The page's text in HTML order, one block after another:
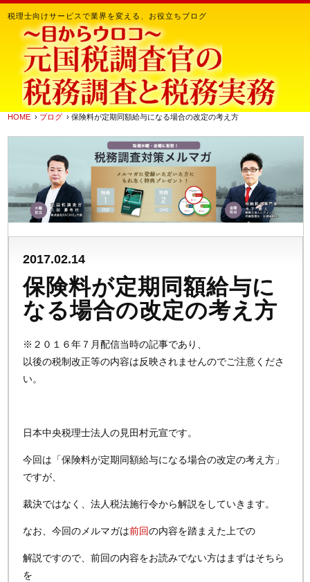
税理士向けサービスで業界を変える、お役立ちブログ
HOME › ブログ › 保険料が定期同額給与になる場合の改定の考え方
2017.02.14
保険料が定期同額給与に
なる場合の改定の考え方
※２０１６年７月配信当時の記事であり、
以後の税制改正等の内容は反映されませんのでご注意くださ
い。
日本中央税理士法人の見田村元宣です。
今回は「保険料が定期同額給与になる場合の改定の考え方」
ですが、
裁決ではなく、法人税法施行令から解説をしていきます。
なお、今回のメルマガは前回の内容を踏まえた上での
解説ですので、前回の内容をお読みでない方はまずはそちら
を